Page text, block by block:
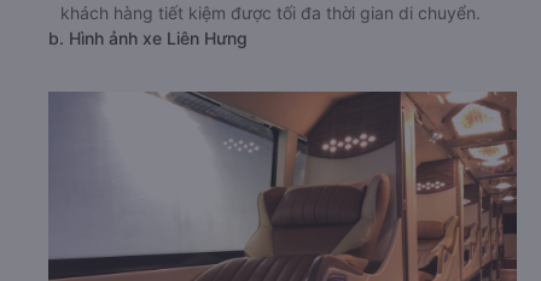
khách hàng tiết kiệm được tối đa thời gian di chuyển.
b. Hình ảnh xe Liên Hưng